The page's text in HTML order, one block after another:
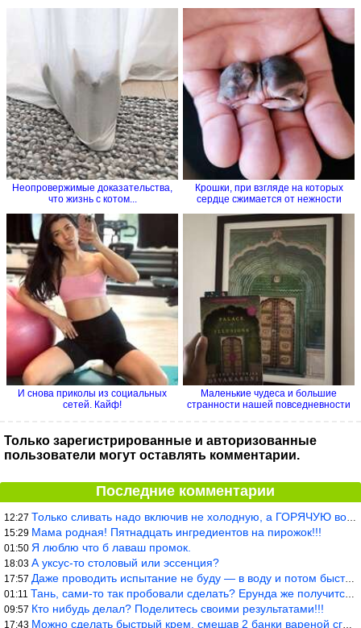
Неопровержимые доказательства,
что жизнь с котом...
Крошки, при взгляде на которых
сердце сжимается от нежности
И снова приколы из социальных
сетей. Кайф!
Маленькие чудеса и большие
странности нашей повседневности
Только зарегистрированные и авторизованные
пользователи могут оставлять комментарии.
Последние комментарии
12:27 Только сливать надо включив не холодную, а ГОРЯЧУЮ воду. Трубы в
15:29 Мама родная! Пятнадцать ингредиентов на пирожок!!!
01:50 Я люблю что б лаваш промок.
18:03 А уксус-то столовый или эссенция?
17:57 Даже проводить испытание не буду — в воду и потом быстро в раска
01:11 Тань, сами-то так пробовали сделать? Ерунда же получится. Нет, с
09:57 Кто нибудь делал? Поделитесь своими результатами!!!
17:43 Можно сделать быстрый крем, смешав 2 банки вареной сгущенки со с